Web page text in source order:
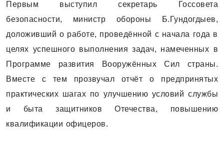
Первым выступил секретарь Госсовета
безопасности, министр обороны Б.Гундогдыев,
доложивший о работе, проведённой с начала года в
целях успешного выполнения задач, намеченных в
Программе развития Вооружённых Сил страны.
Вместе с тем прозвучал отчёт о предпринятых
практических шагах по улучшению условий службы
и быта защитников Отечества, повышению
квалификации офицеров.